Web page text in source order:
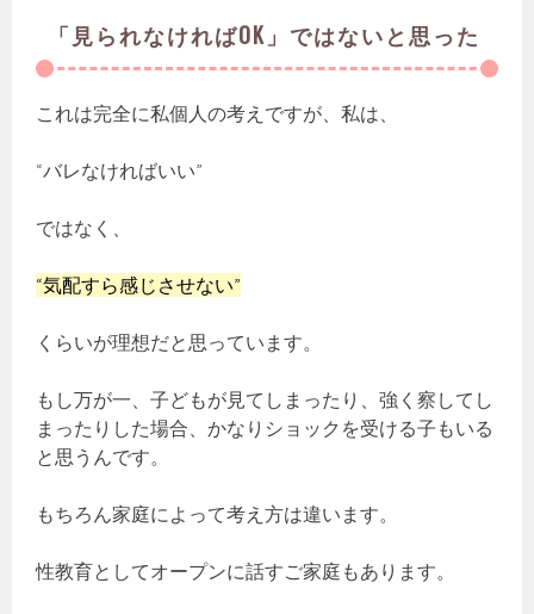
「見られなければOK」ではないと思った
これは完全に私個人の考えですが、私は、
“バレなければいい”
ではなく、
“気配すら感じさせない”
くらいが理想だと思っています。
もし万が一、子どもが見てしまったり、強く察してし
まったりした場合、かなりショックを受ける子もいる
と思うんです。
もちろん家庭によって考え方は違います。
性教育としてオープンに話すご家庭もあります。